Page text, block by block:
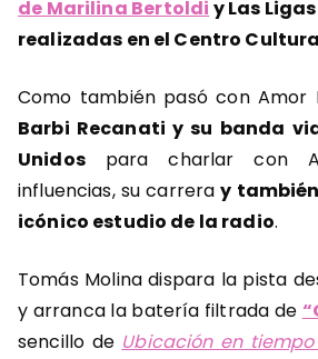
de Marilina Bertoldi y Las
realizadas en el Centro
Como también pasó con Amor
Barbi Recanati y su banda
Unidospara charlar con
influencias, su carreray
icónico estudio de la radio.
Tomás Molina dispara la pista
y arranca la batería filtrada de
sencillo de Ubicación en